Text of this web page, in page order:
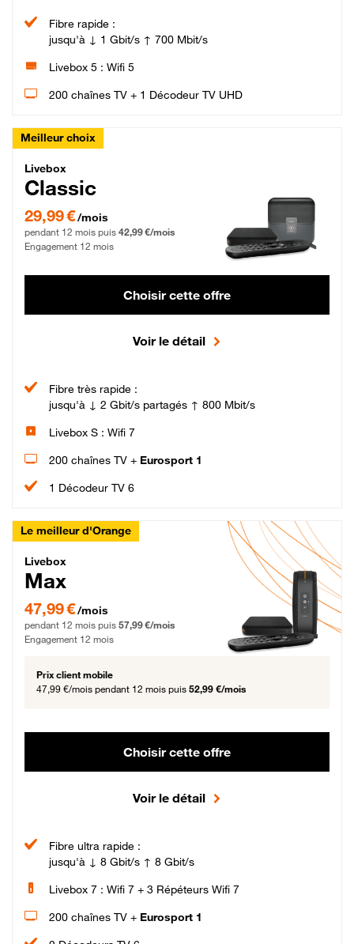
Fibre rapide :
jusqu'à ↓ 1 Gbit/s ↑ 700 Mbit/s
Livebox 5 : Wifi 5
200 chaînes TV + 1 Décodeur TV UHD
Meilleur choix
Livebox Classic Fibre
Livebox
Classic
29,99 € par mois pendant 12 mois puis 42,99 € par mois, Engagement 12 mois
29,99 €/mois
pendant 12 mois puis 42,99 €/mois
Engagement 12 mois
Choisir cette offre
Voir le détail
Fibre très rapide :
jusqu'à ↓ 2 Gbit/s partagés ↑ 800 Mbit/s
Livebox S : Wifi 7
200 chaînes TV + Eurosport 1
1 Décodeur TV 6
Le meilleur d'Orange
Livebox Max Fibre
Livebox
Max
47,99 € par mois pendant 12 mois puis 57,99 € par mois, Engagement 12 mois
47,99 €/mois
pendant 12 mois puis 57,99 €/mois
Engagement 12 mois
Prix client mobile
47,99 €/mois pendant 12 mois puis 52,99 €/mois
Choisir cette offre
Voir le détail
Fibre ultra rapide :
jusqu'à ↓ 8 Gbit/s ↑ 8 Gbit/s
Livebox 7 : Wifi 7 + 3 Répéteurs Wifi 7
200 chaînes TV + Eurosport 1